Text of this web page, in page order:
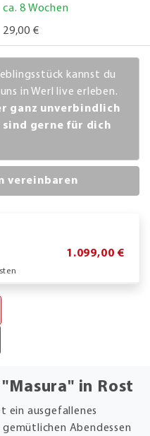
ca. 8 Wochen
29,00 €
kannst du
in Werl live erleben.
ganz unverbindlich
sind gerne für dich
vereinbaren
1.099,00 €
"Masura" in Rost
ein ausgefallenes
gemütlichen Abendessen